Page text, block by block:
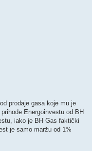
prodaje gasa koje mu je
Energoinvestu od BH
iako je BH Gas faktički
je samo maržu od 1%